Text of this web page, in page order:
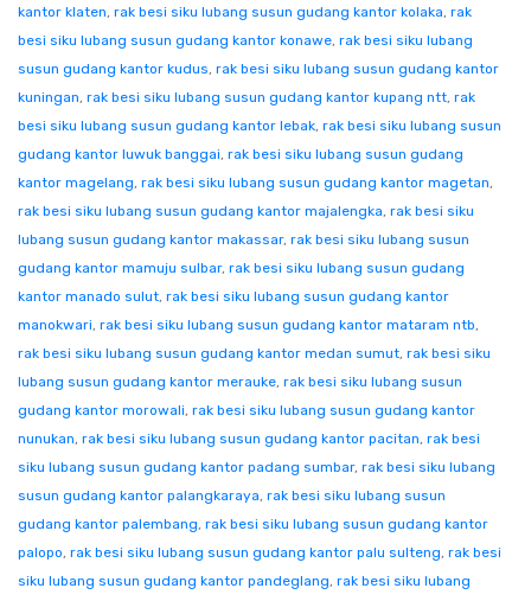
kantor klaten, rak besi siku lubang susun gudang kantor kolaka, rak
besi siku lubang susun gudang kantor konawe, rak besi siku lubang
susun gudang kantor kudus, rak besi siku lubang susun gudang kantor
kuningan, rak besi siku lubang susun gudang kantor kupang ntt, rak
besi siku lubang susun gudang kantor lebak, rak besi siku lubang susun
gudang kantor luwuk banggai, rak besi siku lubang susun gudang
kantor magelang, rak besi siku lubang susun gudang kantor magetan,
rak besi siku lubang susun gudang kantor majalengka, rak besi siku
lubang susun gudang kantor makassar, rak besi siku lubang susun
gudang kantor mamuju sulbar, rak besi siku lubang susun gudang
kantor manado sulut, rak besi siku lubang susun gudang kantor
manokwari, rak besi siku lubang susun gudang kantor mataram ntb,
rak besi siku lubang susun gudang kantor medan sumut, rak besi siku
lubang susun gudang kantor merauke, rak besi siku lubang susun
gudang kantor morowali, rak besi siku lubang susun gudang kantor
nunukan, rak besi siku lubang susun gudang kantor pacitan, rak besi
siku lubang susun gudang kantor padang sumbar, rak besi siku lubang
susun gudang kantor palangkaraya, rak besi siku lubang susun
gudang kantor palembang, rak besi siku lubang susun gudang kantor
palopo, rak besi siku lubang susun gudang kantor palu sulteng, rak besi
siku lubang susun gudang kantor pandeglang, rak besi siku lubang